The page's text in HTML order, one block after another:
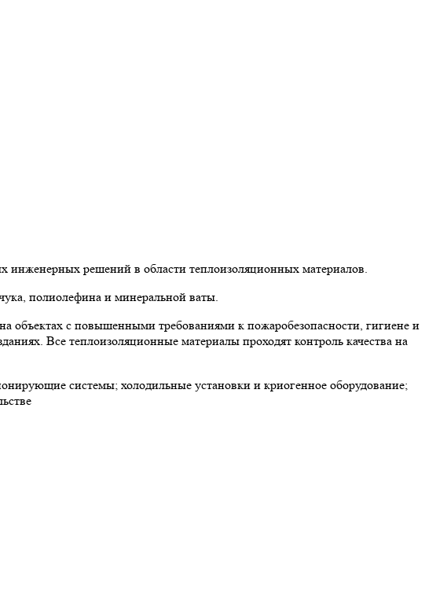
инженерных решений в области теплоизоляционных материалов.
полиолефина и минеральной ваты.
объектах с повышенными требованиями к пожаробезопасности, гигиене и
Все теплоизоляционные материалы проходят контроль качества на
системы; холодильные установки и криогенное оборудование;